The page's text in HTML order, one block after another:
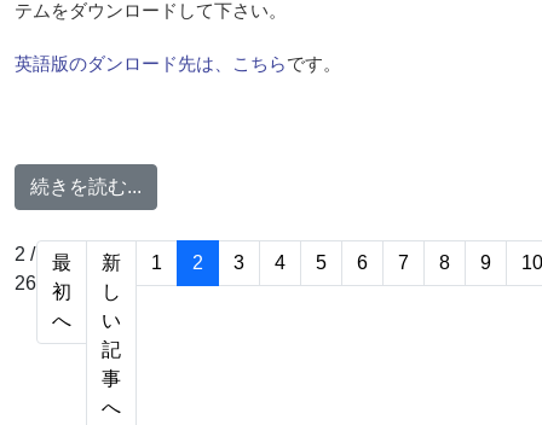
テムをダウンロードして下さい。
英語版のダンロード先は、こちらです。
続きを読む...
2 /
26
最
初
へ
新
し
い
記
事
へ
1 2 3 4 5 6 7 8 9 10